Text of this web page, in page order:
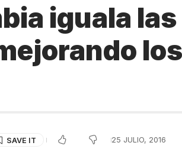
iguala
25 JULIO, 2016